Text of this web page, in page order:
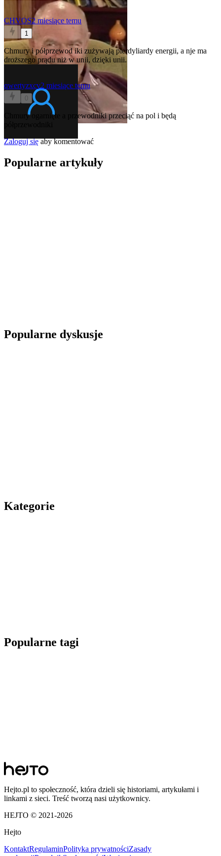
CHVOS2 miesiące temu
1
Chmury i półprzewod iki zużywają pierdyliardy energii, a nje ma
droższego prądu niż w unii, dzięki unii.
qwertyzxcv2 miesiące temu
0
Chmury ogarnięte a przewodniki przeciąć na pol i będą
Zaloguj sięaby komentować
Popularne artykuły
Popularne dyskusje
Kategorie
Popularne tagi
Hejto.pl to społeczność, która dzieli się historiami, artykułami i
linkami z sieci. Treść tworzą nasi użytkownicy.
HEJTO © 2021-2026
Hejto
KontaktRegulaminPolityka prywatnościZasady